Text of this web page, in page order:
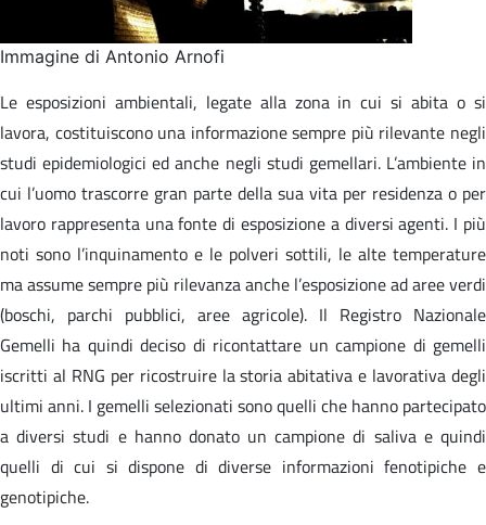
Immagine di Antonio Arnofi
Le esposizioni ambientali, legate alla zona in cui si abita o si
lavora, costituiscono una informazione sempre più rilevante negli
studi epidemiologici ed anche negli studi gemellari. L’ambiente in
cui l’uomo trascorre gran parte della sua vita per residenza o per
lavoro rappresenta una fonte di esposizione a diversi agenti. I più
noti sono l’inquinamento e le polveri sottili, le alte temperature
ma assume sempre più rilevanza anche l’esposizione ad aree verdi
(boschi, parchi pubblici, aree agricole). Il Registro Nazionale
Gemelli ha quindi deciso di ricontattare un campione di gemelli
iscritti al RNG per ricostruire la storia abitativa e lavorativa degli
ultimi anni. I gemelli selezionati sono quelli che hanno partecipato
a diversi studi e hanno donato un campione di saliva e quindi
quelli di cui si dispone di diverse informazioni fenotipiche e
genotipiche.